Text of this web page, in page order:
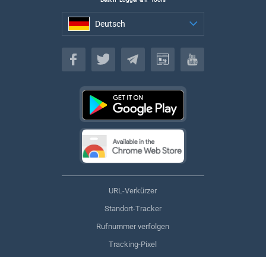
Deutsch
Deutsch
URL-Verkürzer
Standort-Tracker
Rufnummer verfolgen
Tracking-Pixel